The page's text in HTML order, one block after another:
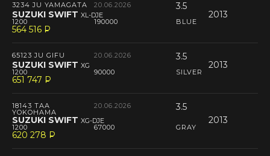
3234 JU YAMAGATA 20.06.2026 3.5
SUZUKI SWIFT XL-DJE 2013
1200 190000 BLUE
564 516 P
--
65123 JU GIFU 20.06.2026 3.5
SUZUKI SWIFT XG 2013
1200 90000 SILVER
651 747 P
--
18143 TAA
YOKOHAMA
20.06.2026
3.5
SUZUKI SWIFT XG-DJE 2013
1200 67000 GRAY
620 278 P
--